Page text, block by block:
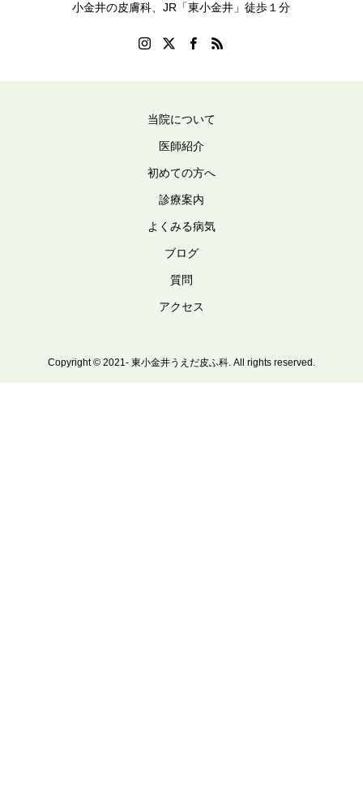
小金井の皮膚科、JR「東小金井」徒歩１分
当院について
医師紹介
初めての方へ
診療案内
よくみる病気
ブログ
質問
アクセス
Copyright © 2021- 東小金井うえだ皮ふ科. All rights reserved.